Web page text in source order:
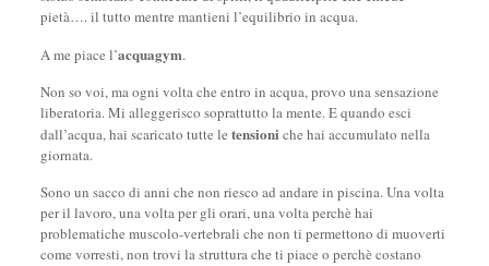
pietà…. il tutto mentre mantieni l’equilibrio in acqua.
A me piace l’acquagym.
Non so voi, ma ogni volta che entro in acqua, provo una sensazione
liberatoria. Mi alleggerisco soprattutto la mente. E quando esci
dall’acqua, hai scaricato tutte le tensioni che hai accumulato nella
giornata.
Sono un sacco di anni che non riesco ad andare in piscina. Una volta
per il lavoro, una volta per gli orari, una volta perchè hai
problematiche muscolo-vertebrali che non ti permettono di muoverti
come vorresti, non trovi la struttura che ti piace o perchè costano